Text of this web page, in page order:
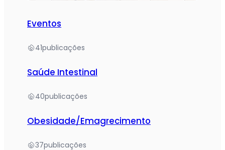
Eventos
41publicações
Saúde Intestinal
40publicações
Obesidade/Emagrecimento
37publicações